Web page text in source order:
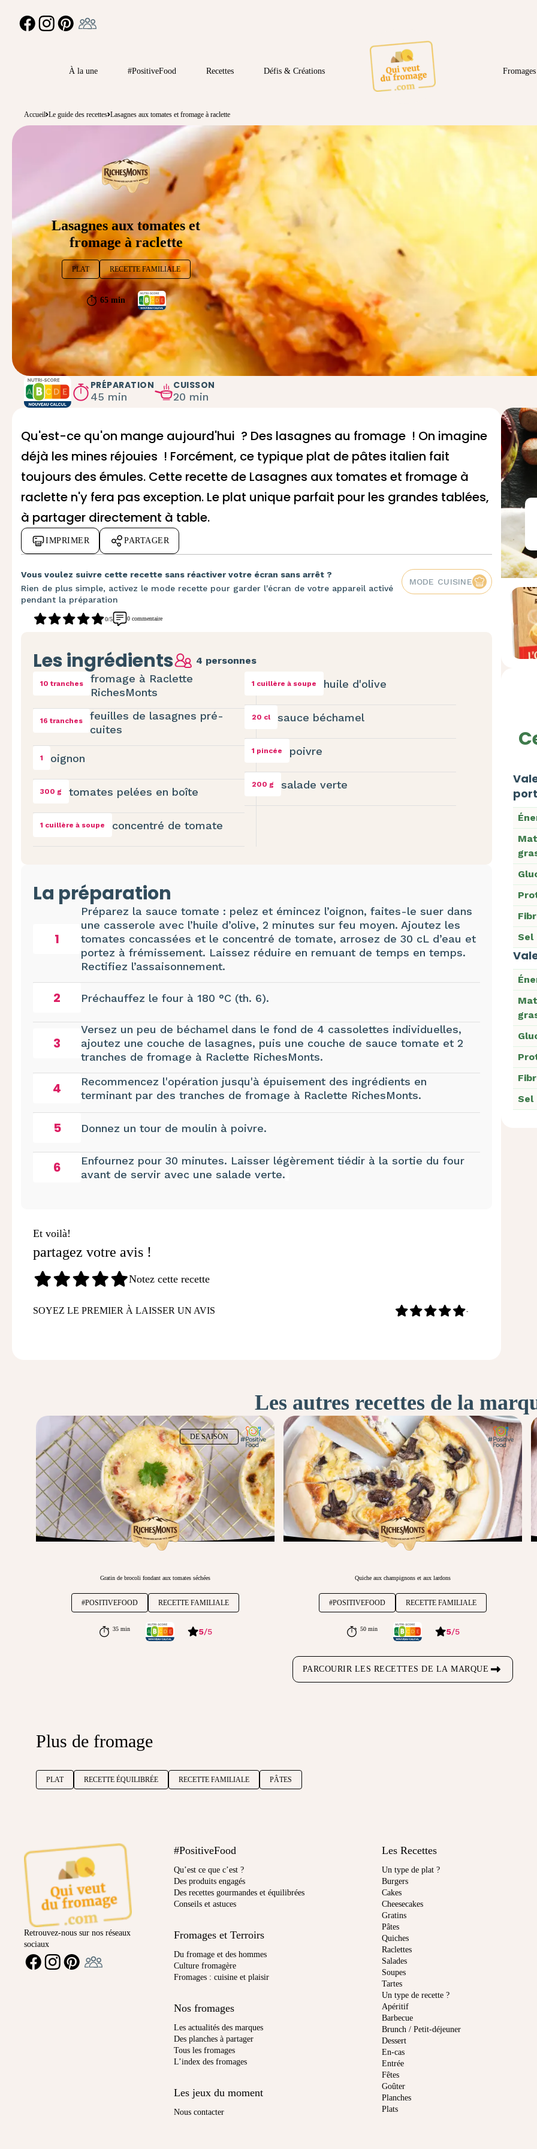
FACEBOOKINSTAGRAMPINTEREST
À la une #PositiveFood Recettes Défis & Créations
Accueil Le guide des recettes Lasagnes aux tomates et fromage à raclette
Lasagnes aux tomates et
fromage à raclette
PLAT RECETTE FAMILIALE
65 min
PRÉPARATION
45 min
CUISSON
20 min
Qu'est-ce qu'on mange aujourd'hui ? Des lasagnes au fromage ! On imagine
déjà les mines réjouies ! Forcément, ce typique plat de pâtes italien fait
toujours des émules. Cette recette de Lasagnes aux tomates et fromage à
raclette n'y fera pas exception. Le plat unique parfait pour les grandes tablées,
à partager directement à table.
IMPRIMER PARTAGER
Vous voulez suivre cette recette sans réactiver votre écran sans arrêt ?
Rien de plus simple, activez le mode recette pour garder l'écran de votre appareil activé
pendant la préparation
MODE CUISINE
0/5 0 commentaire
Les ingrédients 4 personnes
10 tranches
fromage à Raclette
RichesMonts
16 tranches
feuilles de lasagnes pré-
cuites
1 oignon
300 g tomates pelées en boîte
1 cuillère à soupe concentré de tomate
1 cuillère à soupe huile d'olive
20 cl sauce béchamel
1 pincée poivre
200 g salade verte
La préparation
1
Préparez la sauce tomate : pelez et émincez l’oignon, faites-le suer dans
une casserole avec l’huile d’olive, 2 minutes sur feu moyen. Ajoutez les
tomates concassées et le concentré de tomate, arrosez de 30 cL d’eau et
portez à frémissement. Laissez réduire en remuant de temps en temps.
Rectifiez l’assaisonnement.
2 Préchauffez le four à 180 °C (th. 6).
3
Versez un peu de béchamel dans le fond de 4 cassolettes individuelles,
ajoutez une couche de lasagnes, puis une couche de sauce tomate et 2
tranches de fromage à Raclette RichesMonts.
4
Recommencez l'opération jusqu'à épuisement des ingrédients en
terminant par des tranches de fromage à Raclette RichesMonts.
5 Donnez un tour de moulin à poivre.
6 Enfournez pour 30 minutes. Laisser légèrement tiédir à la sortie du four
avant de servir avec une salade verte.
Et voilà!
partagez votre avis !
Notez cette recette
SOYEZ LE PREMIER À LAISSER UN AVIS -
Sel
Sel
Les autres recettes de la
DE SAISON
Gratin de brocoli fondant aux tomates séchées
#POSITIVEFOOD RECETTE FAMILIALE
35 min 5/5
Quiche aux champignons et aux lardons
#POSITIVEFOOD RECETTE FAMILIALE
50 min 5/5
PARCOURIR LES RECETTES DE LA MARQUE
Plus de fromage
PLAT RECETTE ÉQUILIBRÉE RECETTE FAMILIALE PÂTES
Retrouvez-nous sur nos réseaux
sociaux
FACEBOOKINSTAGRAMPINTEREST
#PositiveFood
Qu’est ce que c’est ?
Des produits engagés
Des recettes gourmandes et équilibrées
Conseils et astuces
Fromages et Terroirs
Du fromage et des hommes
Culture fromagère
Fromages : cuisine et plaisir
Nos fromages
Les actualités des marques
Des planches à partager
Tous les fromages
L’index des fromages
Les jeux du moment
Nous contacter
Les Recettes
Un type de plat ?
Burgers
Cakes
Cheesecakes
Gratins
Pâtes
Quiches
Raclettes
Salades
Soupes
Tartes
Un type de recette ?
Apéritif
Barbecue
Brunch / Petit-déjeuner
Dessert
En-cas
Entrée
Fêtes
Goûter
Planches
Plats